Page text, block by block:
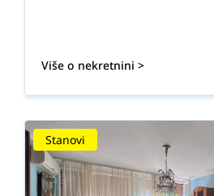
Više o nekretnini >
Stanovi